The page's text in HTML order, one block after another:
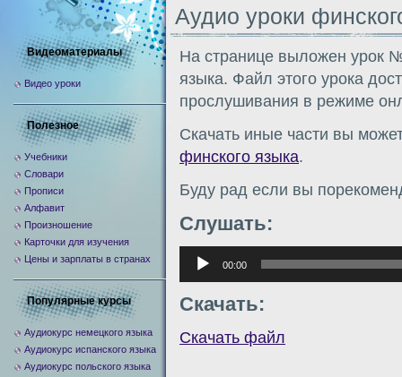
Аудио уроки
На странице выложен урок
языка. Файл этого урока
прослушивания в режиме
Скачать иные части вы
финского языка.
Буду рад если вы
Слушать:
Аудиоплеер
00:00
Скачать:
Скачать файл
Видеоматериалы
Видео уроки
Полезное
Учебники
Словари
Прописи
Алфавит
Произношение
Карточки для изучения
Цены и зарплаты в странах
Популярные курсы
Аудиокурс немецкого языка
Аудиокурс испанского языка
Аудиокурс польского языка